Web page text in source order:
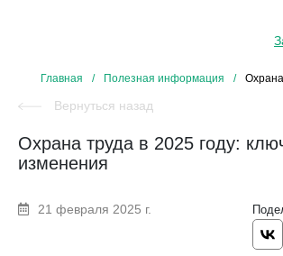
Главная / Полезная информация /
Вернуться назад
Охрана труда в 2025 году:
изменения
21 февраля 2025 г.